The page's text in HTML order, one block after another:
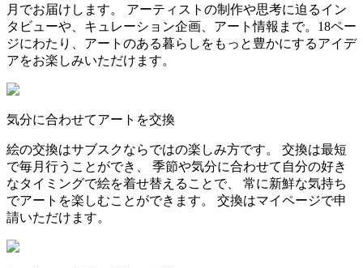
月でお届けします。 アーティストの制作や思考に迫るイン
タビューや、キュレーション企画、アート情報まで。18ペー
ジにわたり、アートのある暮らしをもっと豊かにするアイデ
アをお楽しみいただけます。
気分に合わせてアートを交換
絵の交換はサブスクならではの楽しみ方です。 交換は最短
で毎月行うことができ、 季節や気分に合わせて自分の好き
なタイミングで絵を着せ替えることで、 常に新鮮な気持ち
でアートを楽しむことができます。 交換はマイページで申
請いただけます。